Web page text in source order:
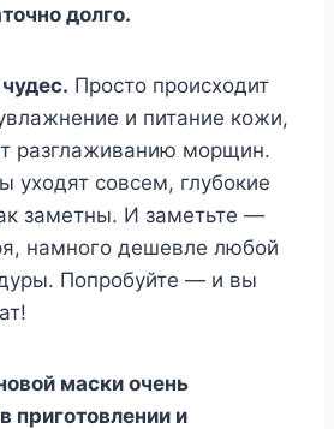
долго.
Просто происходит
и питание кожи,
разглаживанию морщин.
совсем, глубокие
заметны. И заметьте —
намного дешевле любой
Попробуйте — и вы
маски очень
приготовлении и